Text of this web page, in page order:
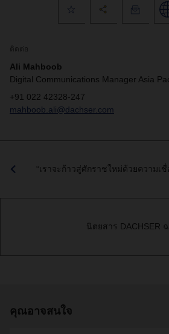
Ali Mahboob
Digital Communications Manager Asia
+91 022 42328-247
mahboob.ali@dachser.com
“เราจะก้าวสู่ศักราชใหม่ด้วยความเชื่
นิตยสาร DACHSER
คุณอาจสนใจ